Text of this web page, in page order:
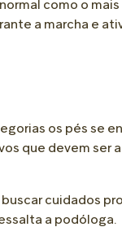
como o mais
a marcha e
os pés se
que devem ser
cuidados
a podóloga.